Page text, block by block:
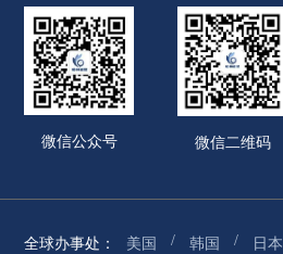
微信公众号 微信二维码
全球办事处： 美国 / 韩国 / 日本